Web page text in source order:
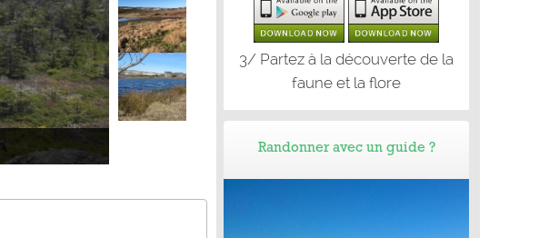
3/ Partez à la découverte de la
faune et la flore
Randonner avec un guide ?